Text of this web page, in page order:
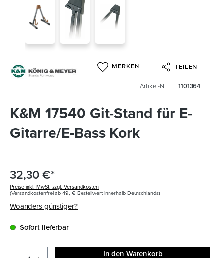
MERKEN TEILEN
Artikel-Nr 1101364
K&M 17540 Git-Stand für E-
Gitarre/E-Bass Kork
32,30 €*
Preise inkl. MwSt. zzgl. Versandkosten
(Versandkostenfrei ab 49,-€ Bestellwert innerhalb Deutschlands)
Woanders günstiger?
Sofort lieferbar
In den Warenkorb